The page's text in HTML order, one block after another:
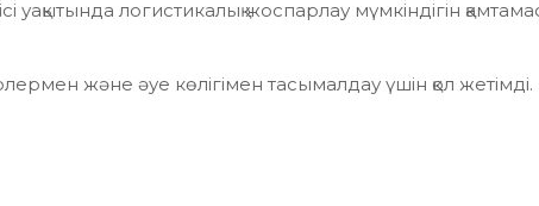
логистикалық жоспарлау мүмкіндігін
және әуе көлігімен тасымалдау үшін қол жетімді.